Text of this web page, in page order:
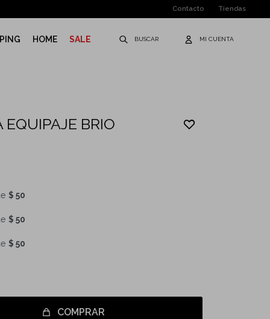
HOME SALE
Contacto Tiendas
BRIO
$ 50
$ 50
$ 50
COMPRAR